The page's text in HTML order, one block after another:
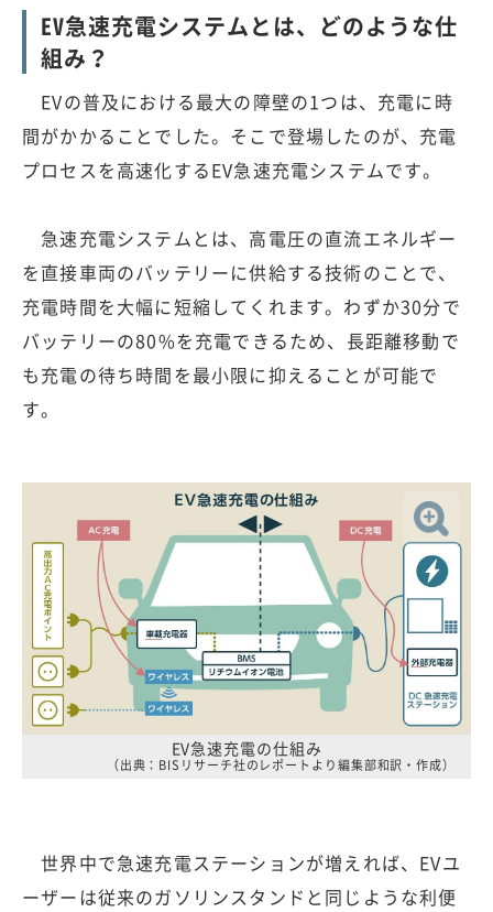
EV急速充電システムとは、どのような仕
組み？
EVの普及における最大の障壁の1つは、充電に時
間がかかることでした。そこで登場したのが、充電
プロセスを高速化するEV急速充電システムです。
急速充電システムとは、高電圧の直流エネルギー
を直接車両のバッテリーに供給する技術のことで、
充電時間を大幅に短縮してくれます。わずか30分で
バッテリーの80%を充電できるため、長距離移動で
も充電の待ち時間を最小限に抑えることが可能で
す。
EV急速充電の仕組み
（出典：BISリサーチ社のレポートより編集部和訳・作成）
世界中で急速充電ステーションが増えれば、EVユ
ーザーは従来のガソリンスタンドと同じような利便